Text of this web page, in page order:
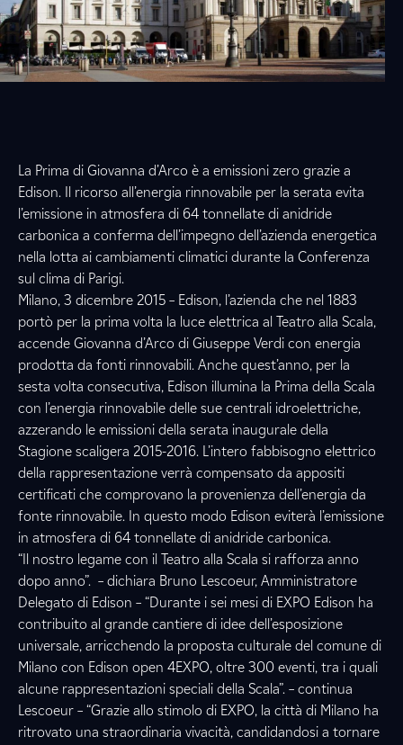
La Prima di Giovanna d’Arco è a emissioni zero grazie a
Edison. Il ricorso all’energia rinnovabile per la serata evita
l’emissione in atmosfera di 64 tonnellate di anidride
carbonica a conferma dell’impegno dell’azienda energetica
nella lotta ai cambiamenti climatici durante la Conferenza
sul clima di Parigi.
Milano, 3 dicembre 2015 – Edison, l’azienda che nel 1883
portò per la prima volta la luce elettrica al Teatro alla Scala,
accende Giovanna d’Arco di Giuseppe Verdi con energia
prodotta da fonti rinnovabili. Anche quest’anno, per la
sesta volta consecutiva, Edison illumina la Prima della Scala
con l’energia rinnovabile delle sue centrali idroelettriche,
azzerando le emissioni della serata inaugurale della
Stagione scaligera 2015-2016. L’intero fabbisogno elettrico
della rappresentazione verrà compensato da appositi
certificati che comprovano la provenienza dell’energia da
fonte rinnovabile. In questo modo Edison eviterà l’emissione
in atmosfera di 64 tonnellate di anidride carbonica.
“Il nostro legame con il Teatro alla Scala si rafforza anno
dopo anno”. – dichiara Bruno Lescoeur, Amministratore
Delegato di Edison – “Durante i sei mesi di EXPO Edison ha
contribuito al grande cantiere di idee dell’esposizione
universale, arricchendo la proposta culturale del comune di
Milano con Edison open 4EXPO, oltre 300 eventi, tra i quali
alcune rappresentazioni speciali della Scala”. – continua
Lescoeur – “Grazie allo stimolo di EXPO, la città di Milano ha
ritrovato una straordinaria vivacità, candidandosi a tornare